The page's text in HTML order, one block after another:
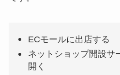
ECモールに出店する
ネットショップ開設サ
開く